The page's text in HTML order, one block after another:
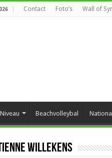
Contact Foto’s Wall of
Niveau Beachvolleybal
Willekens